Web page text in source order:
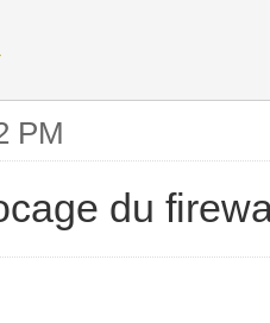
PM
du